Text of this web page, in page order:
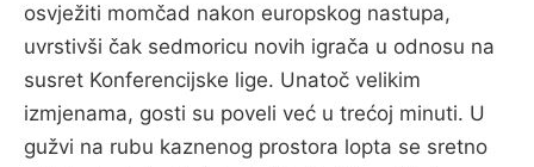
osvježiti momčad nakon europskog nastupa,
uvrstivši čak sedmoricu novih igrača u odnosu na
susret Konferencijske lige. Unatoč velikim
izmjenama, gosti su poveli već u trećoj minuti. U
gužvi na rubu kaznenog prostora lopta se sretno